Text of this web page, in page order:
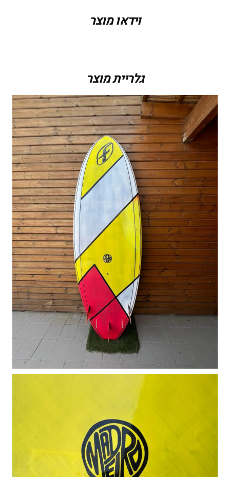
וידאו מוצר
גלריית מוצר